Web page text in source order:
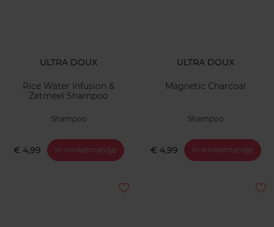
ULTRA DOUX
Rice Water Infusion &
Zetmeel Shampoo
Shampoo
€ 4,99 In winkelmandje
ULTRA DOUX
Magnetic Charcoal
Shampoo
€ 4,99 In winkelmandje